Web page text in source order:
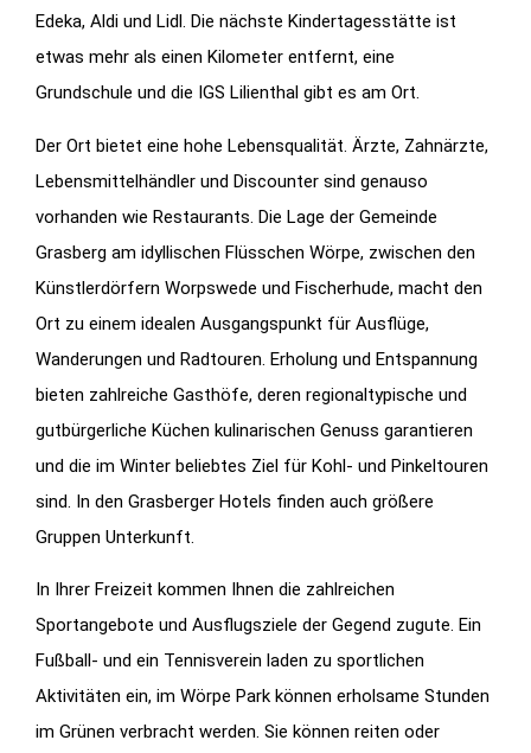
Edeka, Aldi und Lidl. Die nächste Kindertagesstätte ist
etwas mehr als einen Kilometer entfernt, eine
Grundschule und die IGS Lilienthal gibt es am Ort.
Der Ort bietet eine hohe Lebensqualität. Ärzte, Zahnärzte,
Lebensmittelhändler und Discounter sind genauso
vorhanden wie Restaurants. Die Lage der Gemeinde
Grasberg am idyllischen Flüsschen Wörpe, zwischen den
Künstlerdörfern Worpswede und Fischerhude, macht den
Ort zu einem idealen Ausgangspunkt für Ausflüge,
Wanderungen und Radtouren. Erholung und Entspannung
bieten zahlreiche Gasthöfe, deren regionaltypische und
gutbürgerliche Küchen kulinarischen Genuss garantieren
und die im Winter beliebtes Ziel für Kohl- und Pinkeltouren
sind. In den Grasberger Hotels finden auch größere
Gruppen Unterkunft.
In Ihrer Freizeit kommen Ihnen die zahlreichen
Sportangebote und Ausflugsziele der Gegend zugute. Ein
Fußball- und ein Tennisverein laden zu sportlichen
Aktivitäten ein, im Wörpe Park können erholsame Stunden
im Grünen verbracht werden. Sie können reiten oder